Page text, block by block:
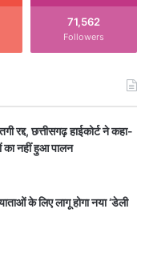
71,562
Followers
रद्द, छत्तीसगढ़ हाईकोर्ट ने कहा-
का नहीं हुआ पालन
के लिए लागू होगा नया ‘डेली